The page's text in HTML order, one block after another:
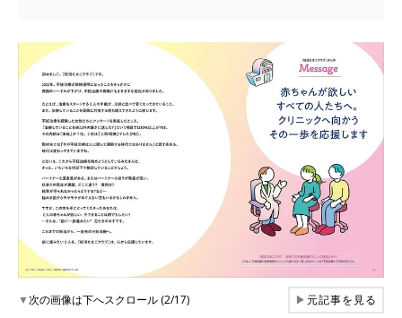
▼次の画像は下へスクロール (2/17) ▶元記事を見る